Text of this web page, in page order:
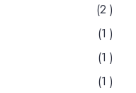
(2 )
(1 )
(1 )
(1 )